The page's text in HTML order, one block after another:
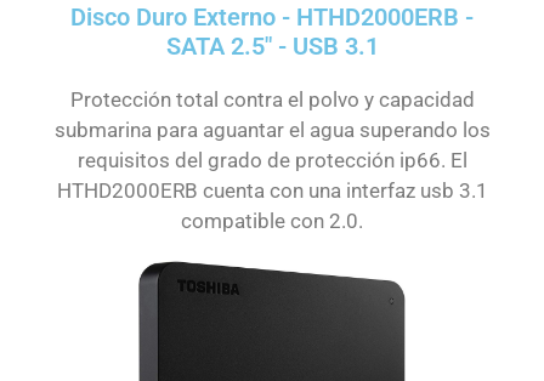
Disco Duro Externo - HTHD2000ERB -
SATA 2.5" - USB 3.1
Protección total contra el polvo y capacidad
submarina para aguantar el agua superando los
requisitos del grado de protección ip66. El
HTHD2000ERB cuenta con una interfaz usb 3.1
compatible con 2.0.